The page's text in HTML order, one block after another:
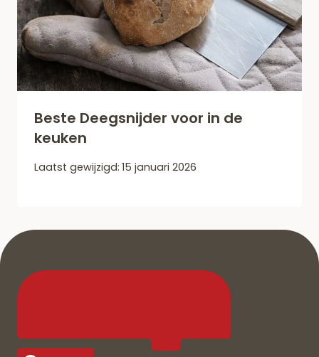
Beste Deegsnijder voor in de
keuken
Laatst gewijzigd: 15 januari 2026